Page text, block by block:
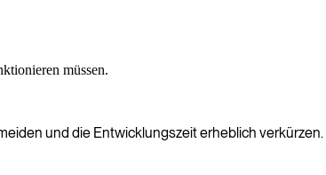
müssen.
und die Entwicklungszeit erheblich verkürzen.